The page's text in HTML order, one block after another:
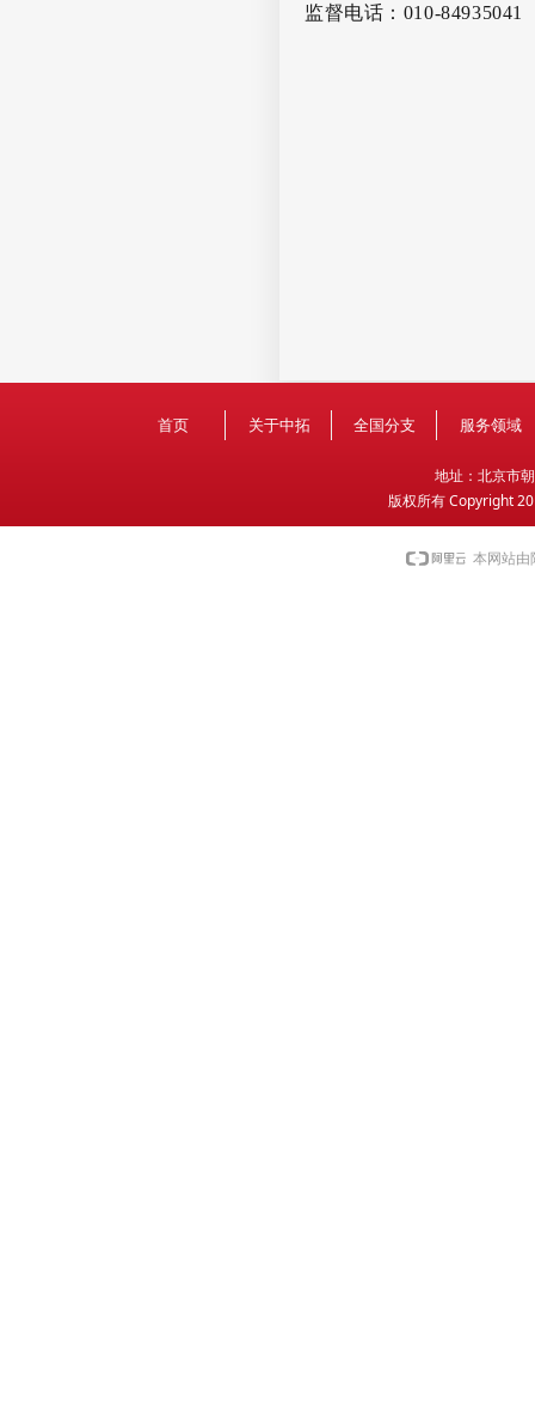
监督电话： 010-84935041
首页 关于中拓 全国分支 服务领域
地址：北京市
版权所有 Copyright
本网站由